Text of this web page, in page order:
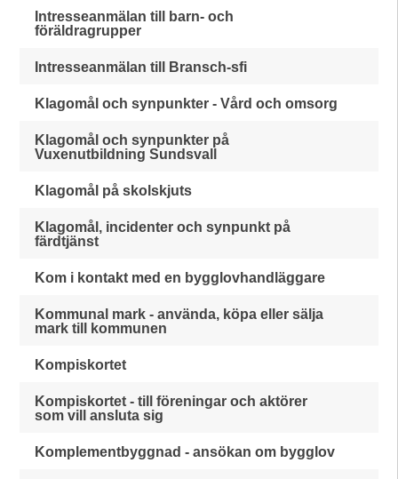
Intresseanmälan till barn- och
föräldragrupper
Intresseanmälan till Bransch-sfi
Klagomål och synpunkter - Vård och omsorg
Klagomål och synpunkter på
Vuxenutbildning Sundsvall
Klagomål på skolskjuts
Klagomål, incidenter och synpunkt på
färdtjänst
Kom i kontakt med en bygglovhandläggare
Kommunal mark - använda, köpa eller sälja
mark till kommunen
Kompiskortet
Kompiskortet - till föreningar och aktörer
som vill ansluta sig
Komplementbyggnad - ansökan om bygglov